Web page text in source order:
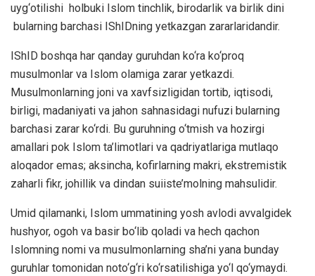
uyg‘otilishi holbuki Islom tinchlik, birodarlik va birlik dini
bularning barchasi IShIDning yetkazgan zararlaridandir.
IShID boshqa har qanday guruhdan ko‘ra ko‘proq
musulmonlar va Islom olamiga zarar yetkazdi.
Musulmonlarning joni va xavfsizligidan tortib, iqtisodi,
birligi, madaniyati va jahon sahnasidagi nufuzi bularning
barchasi zarar ko‘rdi. Bu guruhning o‘tmish va hozirgi
amallari pok Islom ta’limotlari va qadriyatlariga mutlaqo
aloqador emas; aksincha, kofirlarning makri, ekstremistik
zaharli fikr, johillik va dindan suiiste’molning mahsulidir.
Umid qilamanki, Islom ummatining yosh avlodi avvalgidek
hushyor, ogoh va basir bo‘lib qoladi va hech qachon
Islomning nomi va musulmonlarning sha’ni yana bunday
guruhlar tomonidan noto‘g‘ri ko‘rsatilishiga yo‘l qo‘ymaydi.